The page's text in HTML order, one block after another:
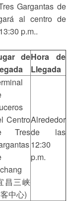
Gargantas de
al centro de
p.m..
deHora de
Llegada
Centro
Tres
昌三峡
中心)
Alrededor
de las
12:30
p.m.